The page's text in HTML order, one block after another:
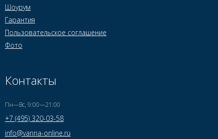
Шоурум
Гарантия
Пользовательское соглашение
Фото
Контакты
Пн—Вс, 9:00—21:00
+7 (495) 320-03-58
info@vanna-online.ru